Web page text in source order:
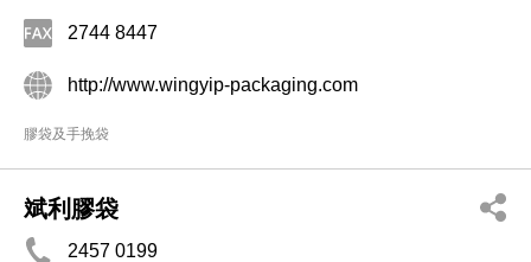
2744 8447
http://www.wingyip-packaging.com
膠袋及手挽袋
斌利膠袋
2457 0199